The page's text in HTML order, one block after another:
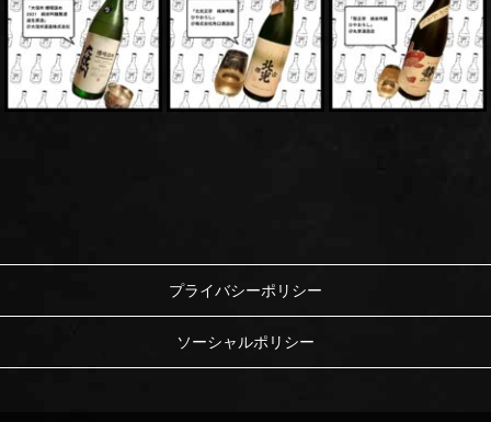
プライバシーポリシー
ソーシャルポリシー